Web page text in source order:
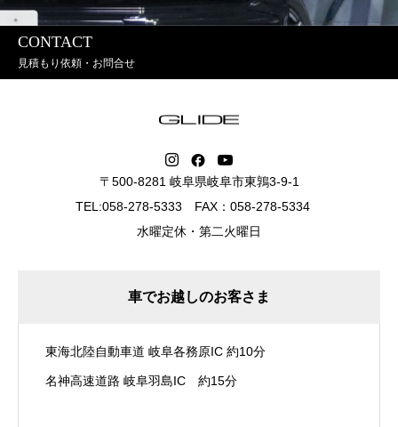
CONTACT
見積もり依頼・お問合せ
〒500-8281 岐阜県岐阜市東鶉3-9-1
TEL:058-278-5333 FAX：058-278-5334
水曜定休・第二火曜日
車でお越しのお客さま
東海北陸自動車道 岐阜各務原IC 約10分
名神高速道路 岐阜羽島IC 約15分